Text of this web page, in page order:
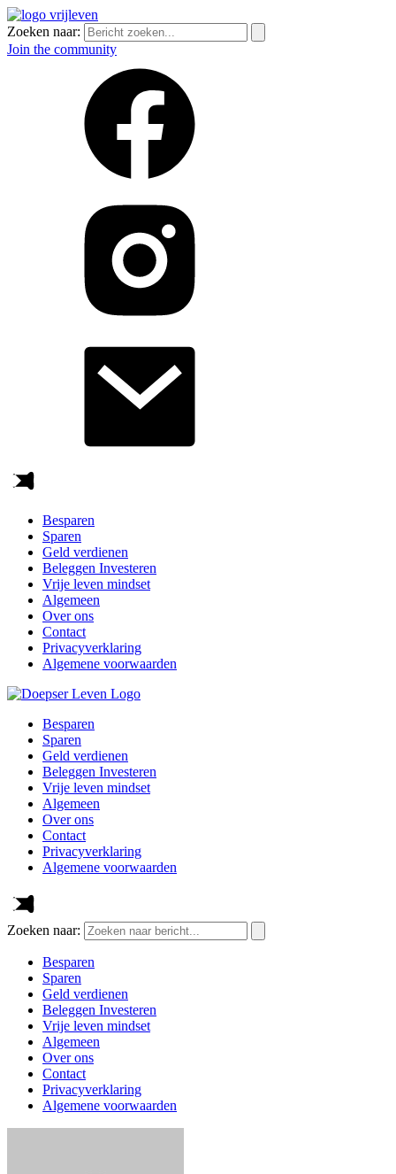
Zoeken naar:
Join the community
Besparen
Sparen
Geld verdienen
Beleggen Investeren
Vrije leven mindset
Algemeen
Over ons
Contact
Privacyverklaring
Algemene voorwaarden
Besparen
Sparen
Geld verdienen
Beleggen Investeren
Vrije leven mindset
Algemeen
Over ons
Contact
Privacyverklaring
Algemene voorwaarden
Zoeken naar:
Besparen
Sparen
Geld verdienen
Beleggen Investeren
Vrije leven mindset
Algemeen
Over ons
Contact
Privacyverklaring
Algemene voorwaarden